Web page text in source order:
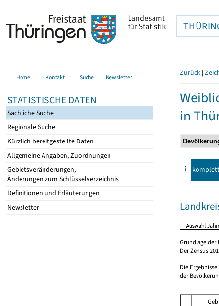
Home Kontakt Suche Newsletter
STATISTISCHE DATEN
Sachliche Suche
Regionale Suche
Kürzlich bereitgestellte Daten
Allgemeine Angaben, Zuordnungen
Gebietsveränderungen,
Änderungen zum Schlüsselverzeichnis
Definitionen und Erläuterungen
Newsletter
Zurück |
in
komplett
Grundlage der
Der Zensus
Die
der